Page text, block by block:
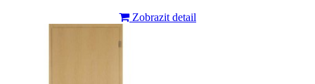
Zobrazit detail